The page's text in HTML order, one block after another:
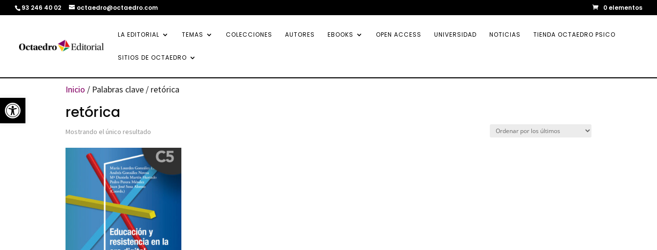
Abrir barra de herramientas
93 246 40 02 octaedro@octaedro.com 0 elementos
LA EDITORIAL TEMAS COLECCIONES AUTORES EBOOKS OPEN ACCESS UNIVERSIDAD NOTICIAS TIENDA OCTAEDRO PSICO
SITIOS DE OCTAEDRO
Inicio / Palabras clave / retórica
retórica
Mostrando el único resultado